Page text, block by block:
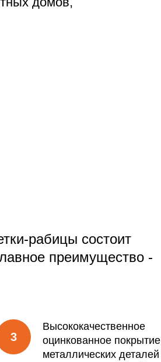
рабицы состоит
преимущество -
Высококачественное
оцинкованное покрытие
металлических деталей